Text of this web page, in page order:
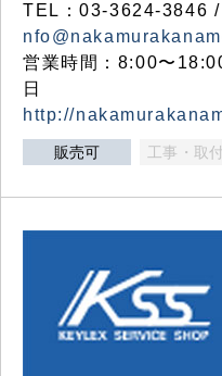
TEL：03-3624-3846
営業時間：8:00〜
日
http://
販売可 工事・取